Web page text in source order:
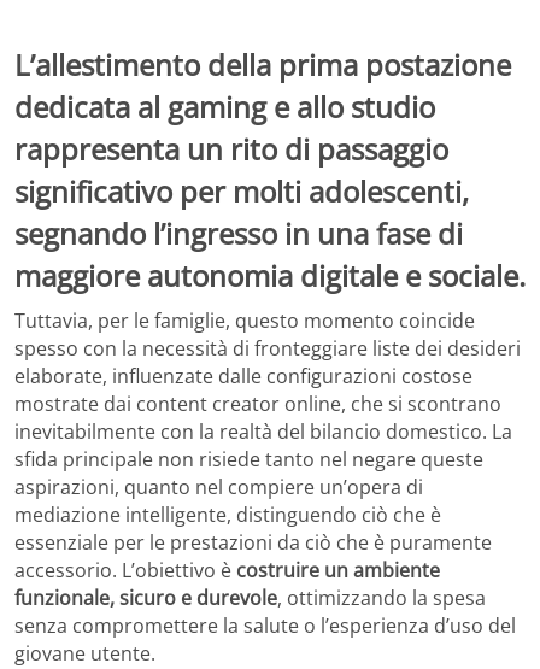
L’allestimento della prima postazione
dedicata al gaming e allo studio
rappresenta un rito di passaggio
significativo per molti adolescenti,
segnando l’ingresso in una fase di
maggiore autonomia digitale e sociale.
Tuttavia, per le famiglie, questo momento coincide
spesso con la necessità di fronteggiare liste dei desideri
elaborate, influenzate dalle configurazioni costose
mostrate dai content creator online, che si scontrano
inevitabilmente con la realtà del bilancio domestico. La
sfida principale non risiede tanto nel negare queste
aspirazioni, quanto nel compiere un’opera di
mediazione intelligente, distinguendo ciò che è
essenziale per le prestazioni da ciò che è puramente
accessorio. L’obiettivo è costruire un ambiente
funzionale, sicuro e durevole, ottimizzando la spesa
senza compromettere la salute o l’esperienza d’uso del
giovane utente.